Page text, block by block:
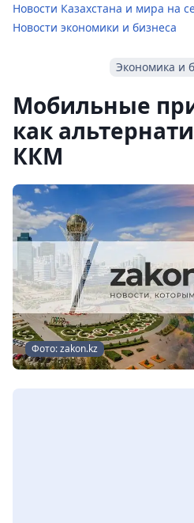
Новости Казахстана и мира на
Новости экономики и бизнеса
Экономика и
Мобильные
как
ККМ
Фото: zakon.kz